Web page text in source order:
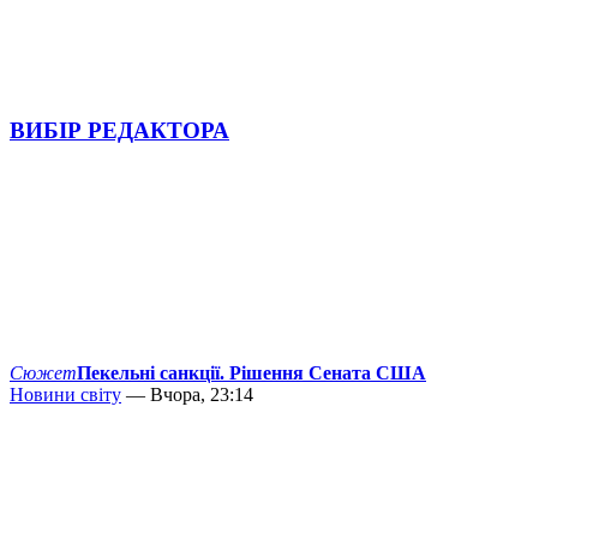
ВИБІР РЕДАКТОРА
СюжетПекельні санкції. Рішення Сената США
Новини світу — Вчора, 23:14